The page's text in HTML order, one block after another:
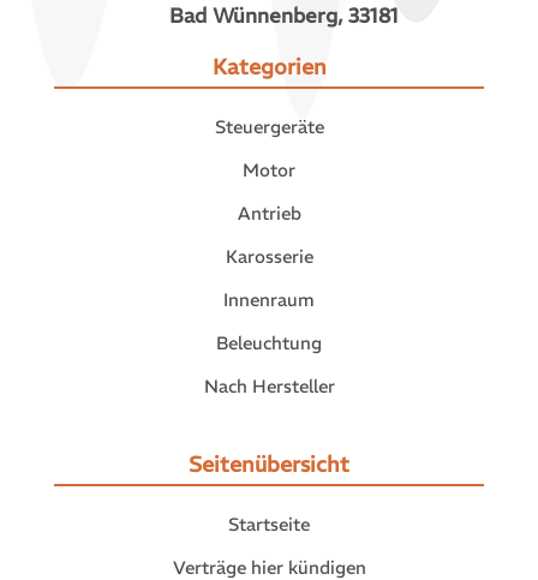
Bad Wünnenberg, 33181
Kategorien
Steuergeräte
Motor
Antrieb
Karosserie
Innenraum
Beleuchtung
Nach Hersteller
Seitenübersicht
Startseite
Verträge hier kündigen